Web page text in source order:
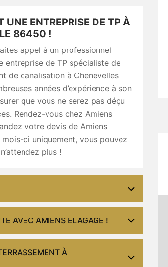
UNE ENTREPRISE DE TP À
86450 !
appel à un professionnel
entreprise de TP spécialiste de
de canalisation à Chenevelles
années d’expérience à son
que vous ne serez pas déçu
Rendez-vous chez Amiens
votre devis de Amiens
ci uniquement, vous pouvez
plus !
AVEC AMIENS ELAGAGE !
À